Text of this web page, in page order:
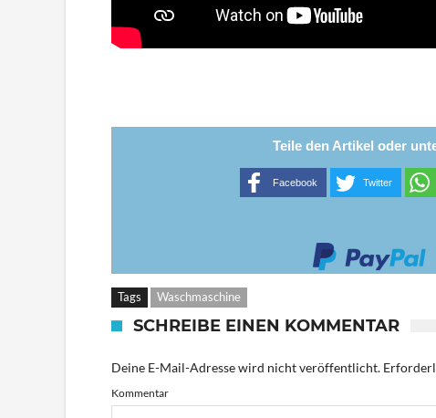
Teile den Artikel oder
Facebook Twitter
Tags Waschmaschine
SCHREIBE EINEN KOMMENTAR
Deine E-Mail-Adresse wird nicht veröffentlicht.
Kommentar